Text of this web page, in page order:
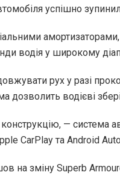
успішно
водія у широкому
рух у разі
дозволить водієві
конструкцію, —
CarPlay та Android
на зміну Superb